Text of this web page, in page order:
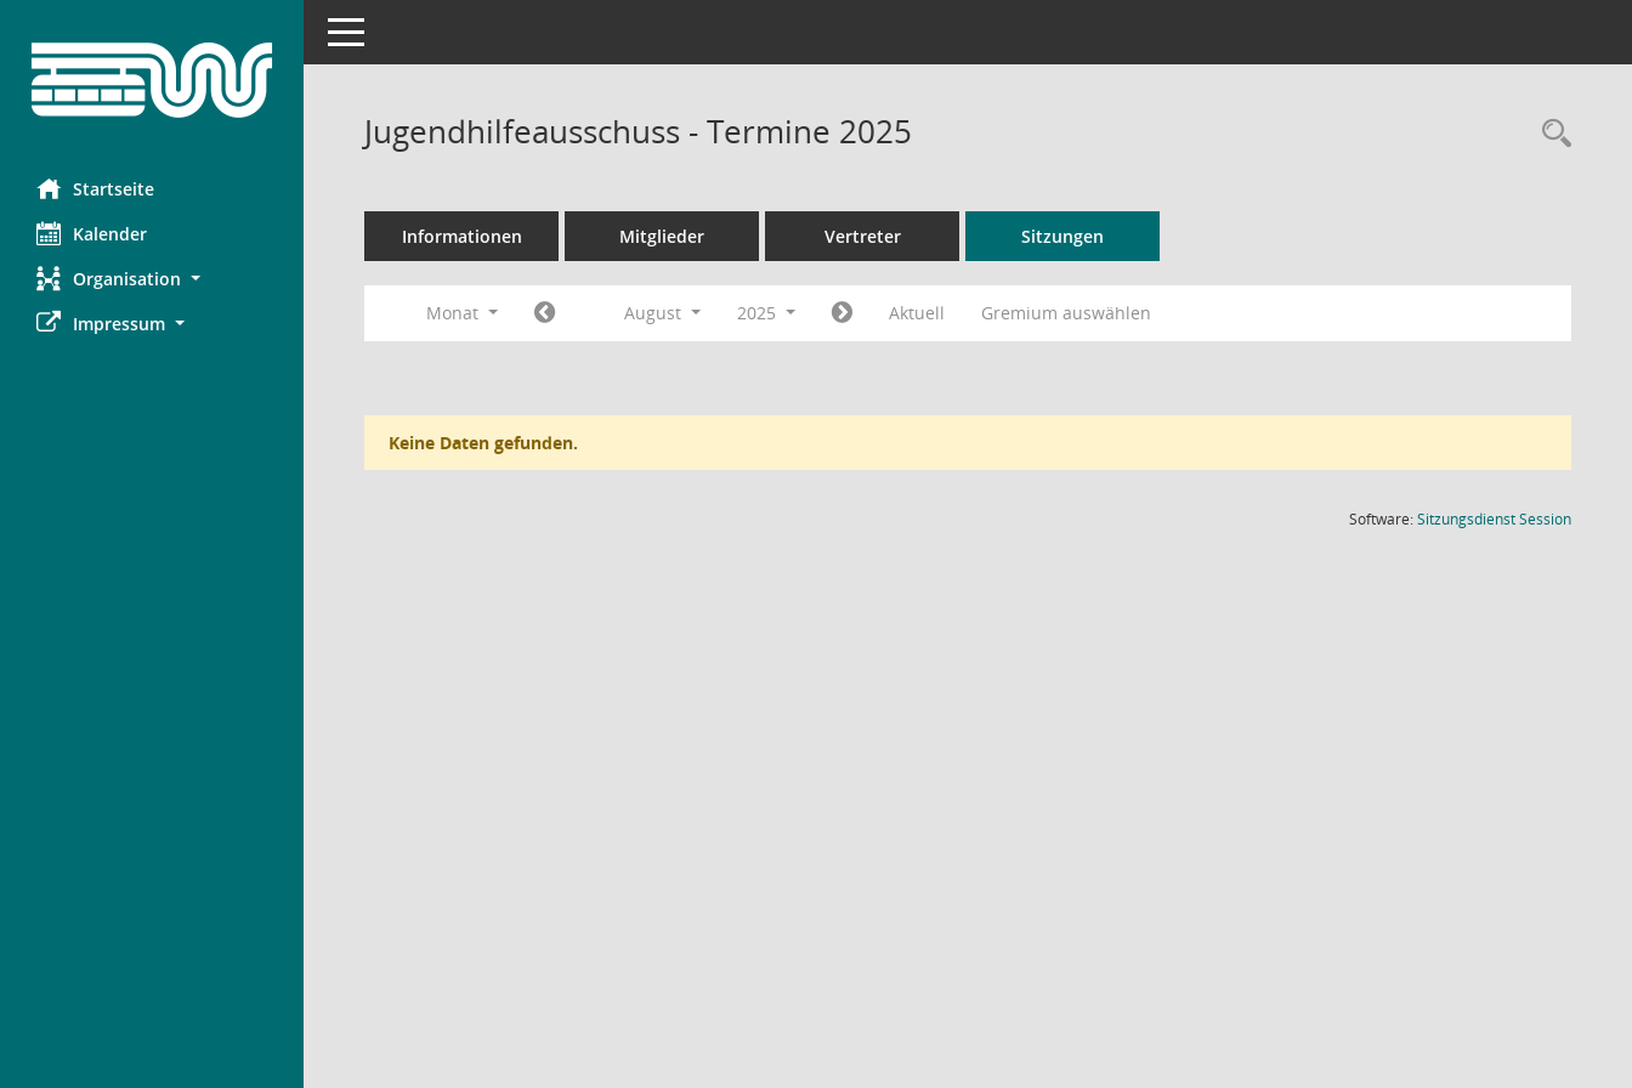
Startseite
Kalender
Organisation
Impressum
Toggle navigation
Jugendhilfeausschuss - Termine 2025
Informationen Mitglieder Vertreter Sitzungen
Monat August 2025 Aktuell Gremium auswählen
Keine Daten gefunden.
Software:SitzungsdienstSession(Wird in